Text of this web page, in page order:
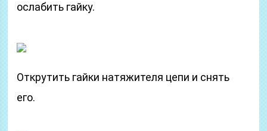
ослабить гайку.
Открутить гайки натяжителя цепи и снять
его.